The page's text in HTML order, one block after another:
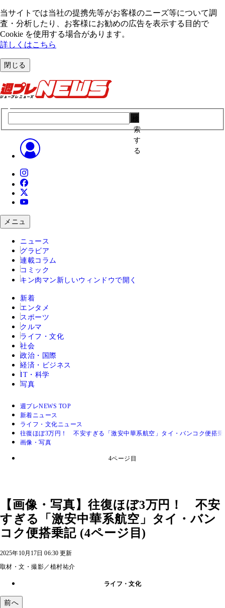
当サイトでは当社の提携先等がお客様のニーズ等について調
査・分析したり、お客様にお勧めの広告を表⽰する⽬的で
Cookie を使⽤する場合があります。
詳しくはこちら
閉じる
索
す
る
メニュ
ニュース
グラビア
連載コラム
コミック
キン肉マン 新しいウィンドウで開く
新着
エンタメ
スポーツ
クルマ
ライフ・文化
社会
政治・国際
経済・ビジネス
IT・科学
写真
週プレNEWS TOP
新着ニュース
ライフ・文化ニュース
往復ほぼ3万円！ 不安すぎる「激安中華系航空」タイ・バンコク便搭乗
画像・写真
4ページ目
【画像・写真】往復ほぼ3万円！ 不安
すぎる「激安中華系航空」タイ・バン
コク便搭乗記 (4ページ目)
2025年10月17日 06:30 更新
取材・文・撮影／植村祐介
ライフ・文化
前へ